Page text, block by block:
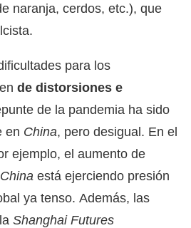
naranja, cerdos, etc.), que
para los
de distorsiones e
de la pandemia ha sido
en China, pero desigual. En el
ejemplo, el aumento de
China está ejerciendo presión
ya tenso. Además, las
Shanghai Futures